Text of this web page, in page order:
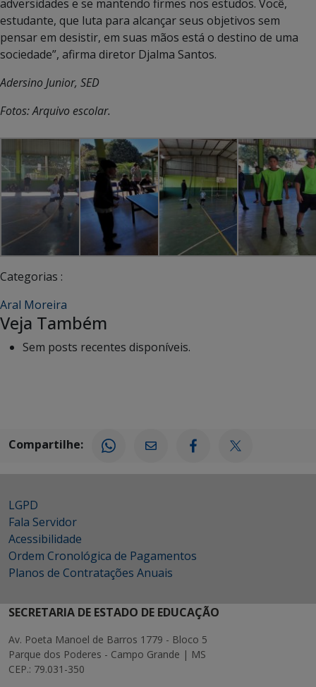
adversidades e se mantendo firmes nos estudos. Você,
estudante, que luta para alcançar seus objetivos sem
pensar em desistir, em suas mãos está o destino de uma
sociedade”, afirma diretor Djalma Santos.
Adersino Junior, SED
Fotos: Arquivo escolar.
Categorias :
Aral Moreira
Veja Também
Sem posts recentes disponíveis.
Compartilhe:
LGPD
Fala Servidor
Acessibilidade
Ordem Cronológica de Pagamentos
Planos de Contratações Anuais
SECRETARIA DE ESTADO DE EDUCAÇÃO
Av. Poeta Manoel de Barros 1779 - Bloco 5
Parque dos Poderes - Campo Grande | MS
CEP.: 79.031-350